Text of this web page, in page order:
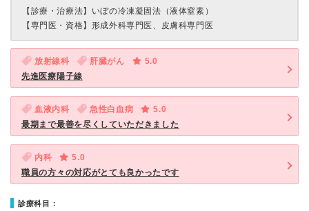
【診療・治療法】 いぼの冷凍凝固法（液体窒素）
【専門医・資格】 形成外科専門医、皮膚科専門医
放射線科 肝臓がん
5.0
先進医療陽子線
血液内科 急性白血病
5.0
最期まで最善を尽くしていただきました
内科
5.0
職員の方々の対応がとても良かったです
診療科目：